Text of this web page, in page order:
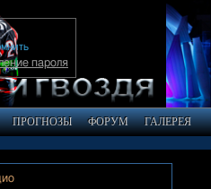
пароля
ПРОГНОЗЫ ФОРУМ
ГАЛЕРЕЯ